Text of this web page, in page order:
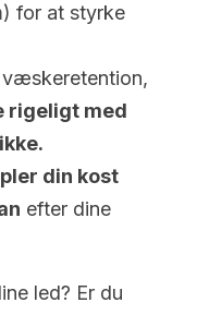
for at styrke
rigeligt med
din kost
efter dine
led? Er du